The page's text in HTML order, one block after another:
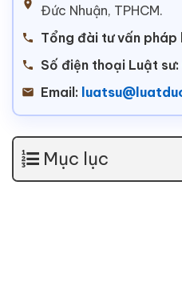
Đức Nhuận, TPHCM.
Tổng đài tư vấn pháp
Số điện thoại Luật sư:
Email:
Mục lục